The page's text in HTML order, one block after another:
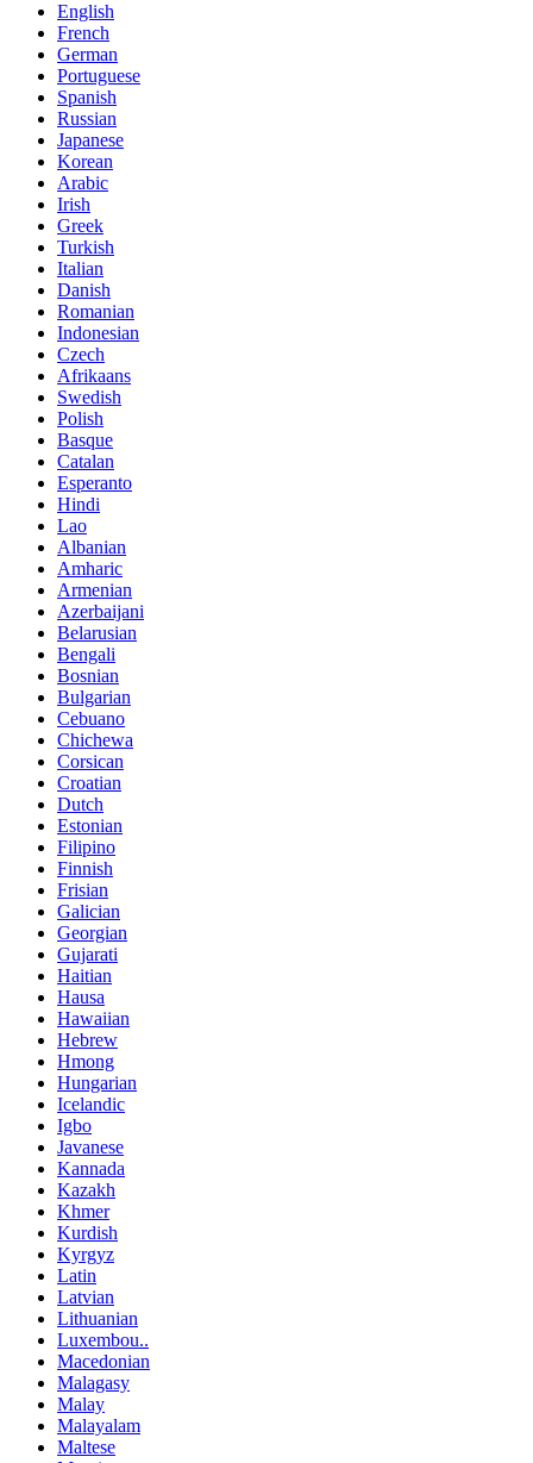
English
French
German
Portuguese
Spanish
Russian
Japanese
Korean
Arabic
Irish
Greek
Turkish
Italian
Danish
Romanian
Indonesian
Czech
Afrikaans
Swedish
Polish
Basque
Catalan
Esperanto
Hindi
Lao
Albanian
Amharic
Armenian
Azerbaijani
Belarusian
Bengali
Bosnian
Bulgarian
Cebuano
Chichewa
Corsican
Croatian
Dutch
Estonian
Filipino
Finnish
Frisian
Galician
Georgian
Gujarati
Haitian
Hausa
Hawaiian
Hebrew
Hmong
Hungarian
Icelandic
Igbo
Javanese
Kannada
Kazakh
Khmer
Kurdish
Kyrgyz
Latin
Latvian
Lithuanian
Luxembou..
Macedonian
Malagasy
Malay
Malayalam
Maltese